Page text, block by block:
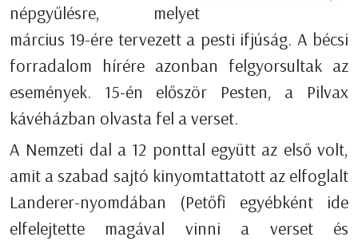
népgyűlésre, melyet
március 19-ére tervezett a pesti ifjúság. A bécsi
forradalom hírére azonban felgyorsultak az
események. 15-én először Pesten, a Pilvax
kávéházban olvasta fel a verset.
A Nemzeti dal a 12 ponttal együtt az első volt,
amit a szabad sajtó kinyomtattatott az elfoglalt
Landerer-nyomdában (Petőfi egyébként ide
elfelejtette magával vinni a verset és